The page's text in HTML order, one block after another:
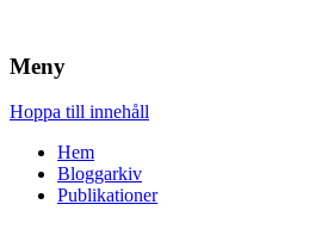
Wuz
Meny
Hoppa till innehåll
Hem
Bloggarkiv
Publikationer